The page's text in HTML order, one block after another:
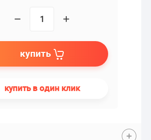
− +
купить
купить в один клик